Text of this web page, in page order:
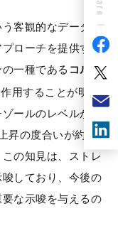
客観的なデータに
ローチを提供する
一種である コルチ
用することが明ら
ールのレベルが通
昇の度合いが約1.5
の知見は、ストレ
しており、今後の
な示唆を与えるの